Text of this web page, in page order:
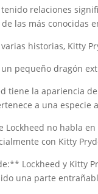
relaciones
las más conocidas
historias, Kitty
pequeño dragón
tiene la apariencia
a una especie
no habla
con Kitty
Lockheed y Kitty
una parte